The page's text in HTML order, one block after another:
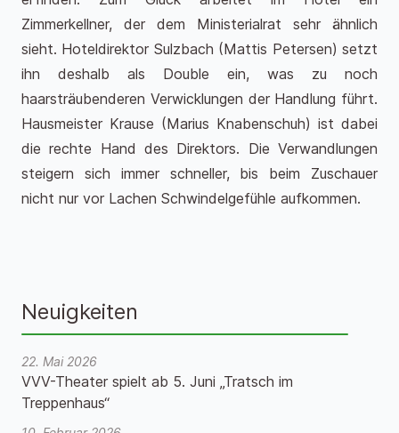
Zimmerkellner, der dem Ministerialrat sehr ähnlich
sieht. Hoteldirektor Sulzbach (Mattis Petersen) setzt
ihn deshalb als Double ein, was zu noch
haarsträubenderen Verwicklungen der Handlung führt.
Hausmeister Krause (Marius Knabenschuh) ist dabei
die rechte Hand des Direktors. Die Verwandlungen
steigern sich immer schneller, bis beim Zuschauer
nicht nur vor Lachen Schwindelgefühle aufkommen.
Neuigkeiten
22. Mai 2026
VVV-Theater spielt ab 5. Juni „Tratsch im
Treppenhaus“